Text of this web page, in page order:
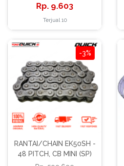
9.603
Terjual 10
-3%
RANTAI/CHAIN EK50SH -
48 PITCH, CB MINI (SP)